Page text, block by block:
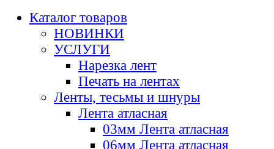
Каталог товаров
НОВИНКИ
УСЛУГИ
Нарезка лент
Печать на лентах
Ленты, тесьмы и шнуры
Лента атласная
03мм Лента атласная
06мм Лента атласная